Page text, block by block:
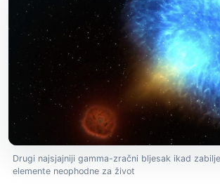
Drugi najsjajniji gamma-zračni bljesak ikad
elemente neophodne za život